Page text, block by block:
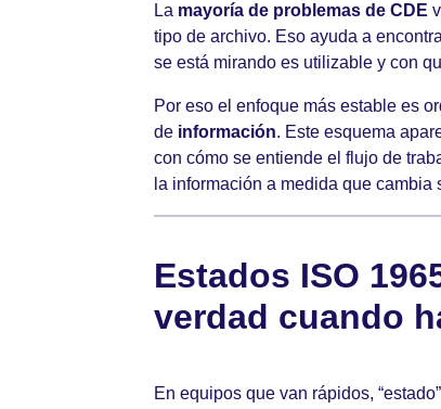
La mayoría de problemas de CDE
tipo de archivo. Eso ayuda a
se está mirando es utilizable y con
Por eso el enfoque más estable es
de información. Este esquema
con cómo se entiende el flujo de
la información a medida que
Estados ISO
verdad cuando
En equipos que van rápidos,